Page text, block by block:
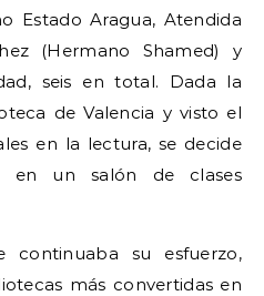
Estado Aragua, Atendida
(Hermano Shamed) y
seis en total. Dada la
de Valencia y visto el
en la lectura, se decide
en un salón de clases
continuaba su esfuerzo,
más convertidas en